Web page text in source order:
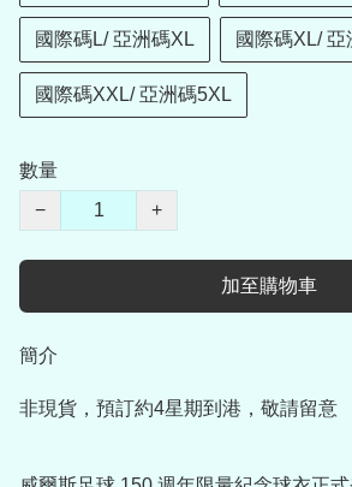
國際碼L/ 亞洲碼XL 國際碼XL/ 亞
國際碼XXL/ 亞洲碼5XL
數量
−
+
加至購物車
簡介
非現貨，預訂約4星期到港，敬請留意